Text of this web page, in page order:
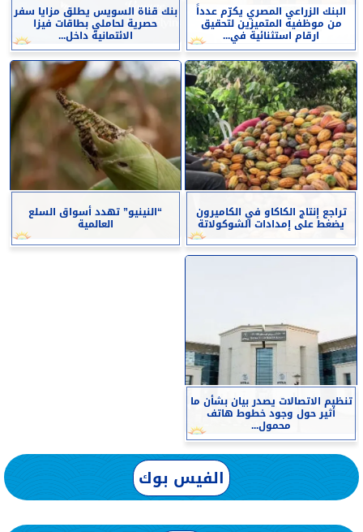
البنك الزراعي المصري يكرّم عدداً
من موظفيه المتميزين لتحقيق
ارقام استثنائية في...
بنك قناة السويس يطلق مزايا سفر
حصرية لحاملي بطاقات فيزا
الائتمانية داخل...
تراجع إنتاج الكاكاو في الكاميرون
يضغط على إمدادات الشوكولاتة
“النينيو” تهدد أسواق السلع
العالمية
تنظيم الاتصالات يصدر بيان بشأن ما
أثير حول وجود خطوط هاتف
محمول...
الفيس بوك